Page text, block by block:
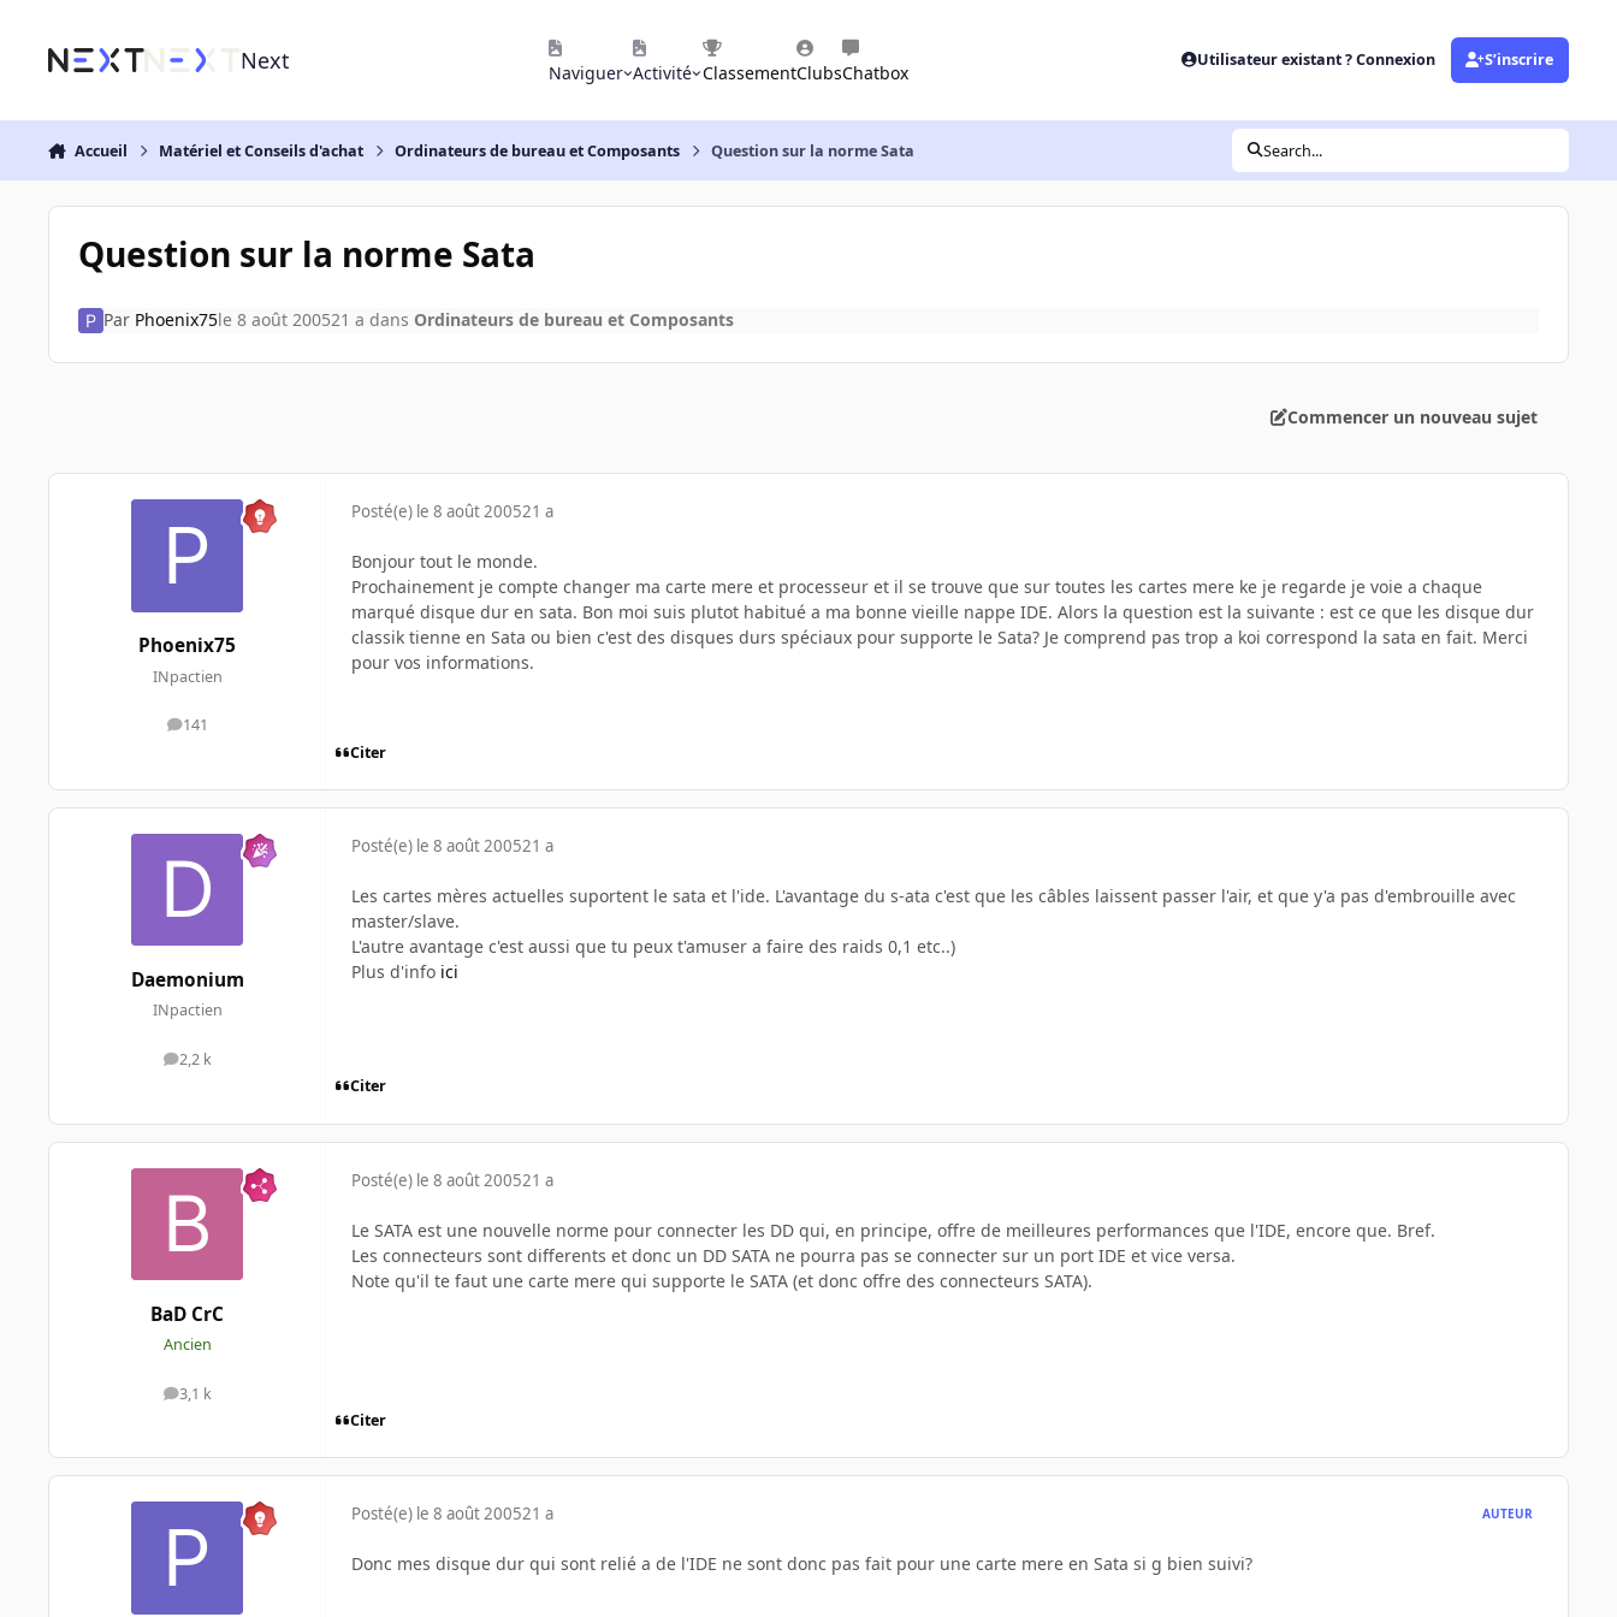
Next Naviguer Activité ClassementClubsChatbox
Utilisateur existant ? Connexion S’inscrire
Accueil Matériel et Conseils d'achat Ordinateurs de bureau et Composants Question sur la norme Sata Search...
Question sur la norme Sata
Par Phoenix75le 8 août 200521 a dans Ordinateurs de bureau et Composants
Commencer un nouveau sujet
Phoenix75
INpactien
141
messages
Posté(e) le 8 août 200521 a
Bonjour tout le monde.
Prochainement je compte changer ma carte mere et processeur et il se trouve que sur toutes les cartes mere ke je regarde je voie a chaque
marqué disque dur en sata. Bon moi suis plutot habitué a ma bonne vieille nappe IDE. Alors la question est la suivante : est ce que les disque dur
classik tienne en Sata ou bien c'est des disques durs spéciaux pour supporte le Sata? Je comprend pas trop a koi correspond la sata en fait. Merci
pour vos informations.
Citer
Daemonium
INpactien
2,2 k
messages
Posté(e) le 8 août 200521 a
Les cartes mères actuelles suportent le sata et l'ide. L'avantage du s-ata c'est que les câbles laissent passer l'air, et que y'a pas d'embrouille avec
master/slave.
L'autre avantage c'est aussi que tu peux t'amuser a faire des raids 0,1 etc..)
Plus d'info ici
Citer
BaD CrC
Ancien
3,1 k
messages
Posté(e) le 8 août 200521 a
Le SATA est une nouvelle norme pour connecter les DD qui, en principe, offre de meilleures performances que l'IDE, encore que. Bref.
Les connecteurs sont differents et donc un DD SATA ne pourra pas se connecter sur un port IDE et vice versa.
Note qu'il te faut une carte mere qui supporte le SATA (et donc offre des connecteurs SATA).
Citer
Posté(e) le 8 août 200521 a AUTEUR
Donc mes disque dur qui sont relié a de l'IDE ne sont donc pas fait pour une carte mere en Sata si g bien suivi?